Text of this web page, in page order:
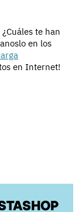
te han
en los
en Internet!